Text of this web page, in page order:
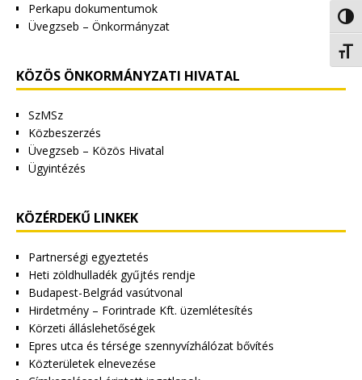
Perkapu dokumentumok
Üvegzseb – Önkormányzat
KÖZÖS ÖNKORMÁNYZATI HIVATAL
SzMSz
Közbeszerzés
Üvegzseb – Közös Hivatal
Ügyintézés
KÖZÉRDEKŰ LINKEK
Partnerségi egyeztetés
Heti zöldhulladék gyűjtés rendje
Budapest-Belgrád vasútvonal
Hirdetmény – Forintrade Kft. üzemlétesítés
Körzeti álláslehetőségek
Epres utca és térsége szennyvízhálózat bővítés
Közterületek elnevezése